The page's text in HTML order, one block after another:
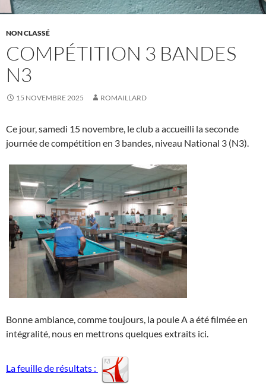
NON CLASSÉ
COMPÉTITION 3 BANDES
N3
15 NOVEMBRE 2025 ROMAILLARD
Ce jour, samedi 15 novembre, le club a accueilli la seconde
journée de compétition en 3 bandes, niveau National 3 (N3).
Bonne ambiance, comme toujours, la poule A a été filmée en
intégralité, nous en mettrons quelques extraits ici.
La feuille de résultats :